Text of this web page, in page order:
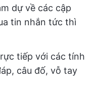
dự về các cập
tin nhắn tức thì
tiếp với các tính
câu đố, vỗ tay